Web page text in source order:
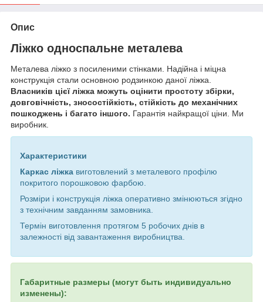
Опис
Ліжко односпальне металева
Металева ліжко з посиленими стінками. Надійна і міцна
конструкція стали основною родзинкою даної ліжка.
Власників цієї ліжка можуть оцінити простоту збірки,
довговічність, зносостійкість, стійкість до механічних
пошкоджень і багато іншого. Гарантія найкращої ціни. Ми
виробник.
Характеристики
Каркас ліжка виготовлений з металевого профілю
покритого порошковою фарбою.
Розміри і конструкція ліжка оперативно змінюються згідно
з технічним завданням замовника.
Термін виготовлення протягом 5 робочих днів в
залежності від завантаження виробництва.
Габаритные размеры (могут быть индивидуально
изменены):